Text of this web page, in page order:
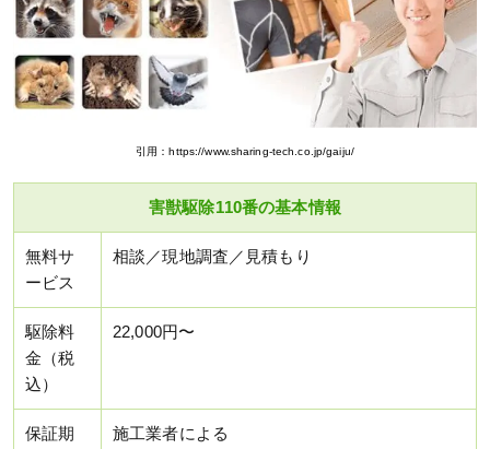
引用：https://www.sharing-tech.co.jp/gaiju/
害獣駆除110番の基本情報
無料サ
ービス
相談／現地調査／見積もり
駆除料
金（税
込）
22,000円〜
保証期
施工業者による